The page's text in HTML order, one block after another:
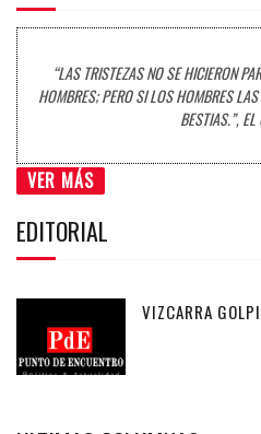
“LAS TRISTEZAS NO SE HICIERON
HOMBRES; PERO SI LOS HOMBRES
BESTIAS.”, EL
VER MÁS
EDITORIAL
VIZCARRA